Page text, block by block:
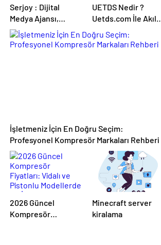
Serjoy : Dijital
Medya Ajansı,
Google Reklam
Ajansı, SEO Ajansı
UETDS Nedir ?
Uetds.com İle Akıllı
Dijital Taşımacılık
Yazılımı
İşletmeniz İçin En Doğru Seçim:
Profesyonel Kompresör Markaları Rehberi
2026 Güncel
Kompresör
Minecraft server
kiralama